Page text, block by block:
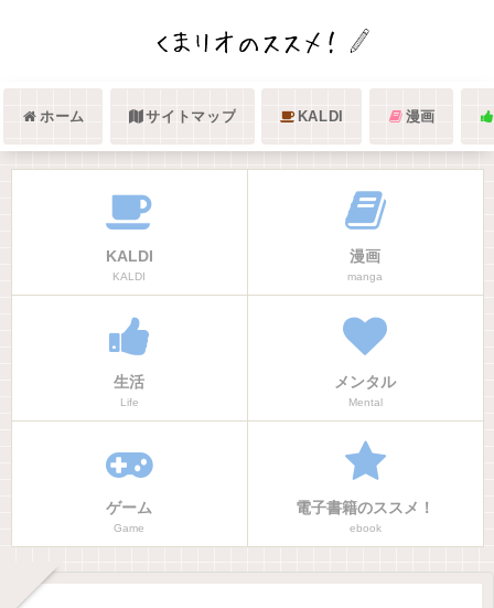
ホーム サイトマップ KALDI 漫画
KALDI
KALDI
漫画
manga
生活
Life
メンタル
Mental
ゲーム
Game
電子書籍のススメ！
ebook